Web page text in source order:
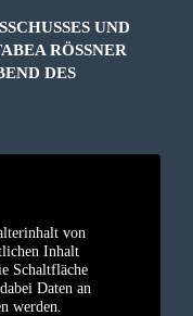
UND
RÖSSNER B
DES D
von
Inhalt
Schaltfläche
Daten an
werden.